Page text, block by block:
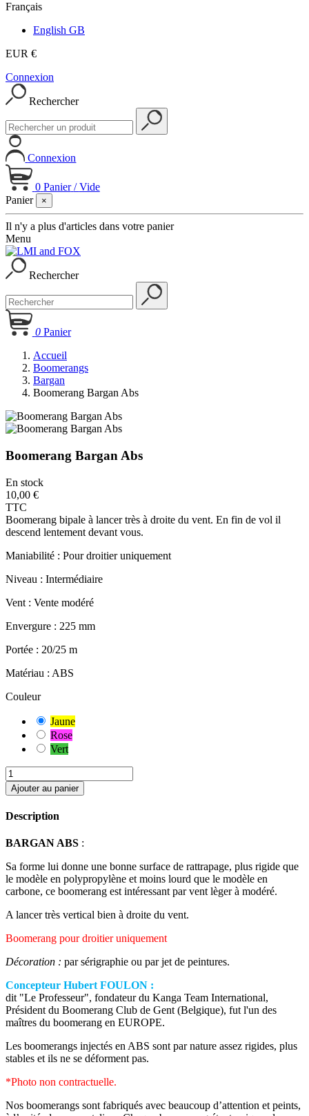
Français
English GB
EUR €
Connexion
Rechercher
Connexion
0 Panier /Vide
Panier
×
Il n'y a plus d'articles dans votre panier
Menu
Rechercher
0 Panier
Accueil
Boomerangs
Bargan
Boomerang Bargan Abs
Boomerang Bargan Abs
En stock
10,00 €
TTC
Boomerang bipale à lancer très à droite du vent. En fin de vol il
descend lentement devant vous.
Maniabilité : Pour droitier uniquement
Niveau : Intermédiaire
Vent : Vente modéré
Envergure : 225 mm
Portée : 20/25 m
Matériau : ABS
Couleur
Jaune
Rose
Vert
Ajouter au panier
Description
BARGAN ABS :
Sa forme lui donne une bonne surface de rattrapage, plus rigide que
le modèle en polypropylène et moins lourd que le modèle en
carbone, ce boomerang est intéressant par vent lèger à modéré.
A lancer très vertical bien à droite du vent.
Boomerang pour droitier uniquement
Décoration : par sérigraphie ou par jet de peintures.
Concepteur Hubert FOULON :
dit "Le Professeur", fondateur du Kanga Team International,
Président du Boomerang Club de Gent (Belgique), fut l'un des
maîtres du boomerang en EUROPE.
Les boomerangs injectés en ABS sont par nature assez rigides, plus
stables et ils ne se déforment pas.
*Photo non contractuelle.
Nos boomerangs sont fabriqués avec beaucoup d’attention et peints,